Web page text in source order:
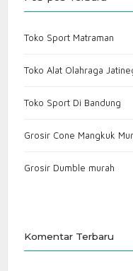
Toko Sport Matraman
Toko Alat Olahraga
Toko Sport Di Bandung
Grosir Cone Mangkuk
Grosir Dumble murah
Komentar Terbaru